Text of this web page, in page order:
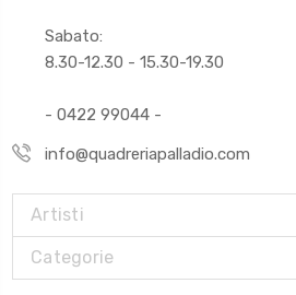
Sabato:
8.30-12.30 - 15.30-19.30
- 0422 99044 -
info@quadreriapalladio.com
Artisti
Categorie